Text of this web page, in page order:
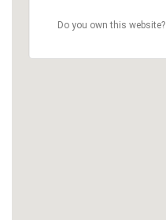
Do you own this website?